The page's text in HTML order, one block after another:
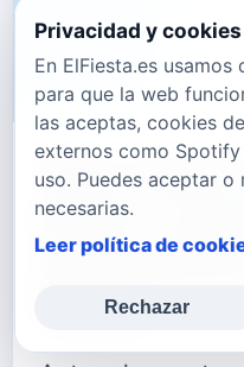
"Bon Vent
Nova", el
del
Fermi
Privacidad y cookies
En ElFiesta.es
para que la web
las aceptas, cookies
externos como
uso. Puedes aceptar
necesarias.
Leer política de
Rechazar